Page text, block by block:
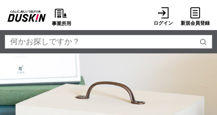
事業所用 ログイン 新規会員登録